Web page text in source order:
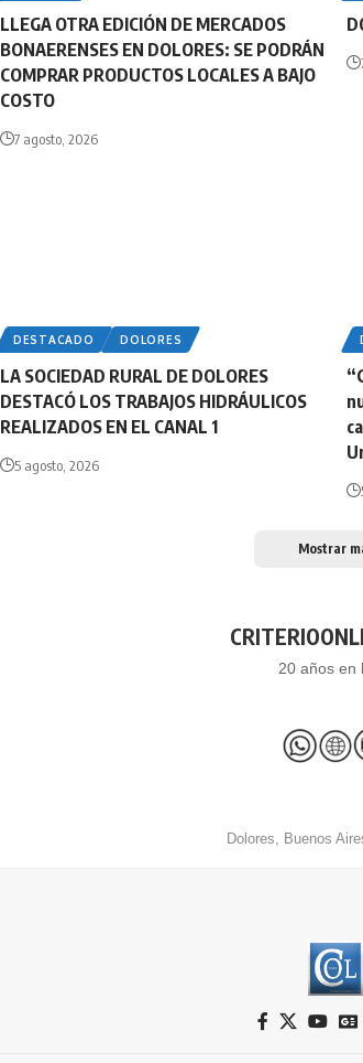
LLEGA OTRA EDICIÓN DE MERCADOS
BONAERENSES EN DOLORES: SE PODRÁN
COMPRAR PRODUCTOS LOCALES A BAJO
COSTO
7 agosto, 2026
DESTACADO DOLORES
LA SOCIEDAD RURAL DE DOLORES
DESTACÓ LOS TRABAJOS HIDRÁULICOS
REALIZADOS EN EL CANAL 1
5 agosto, 2026
Mostrar
20 años en
Dolores, Buenos